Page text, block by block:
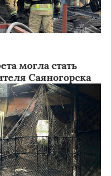
могла стать
Саяногорска